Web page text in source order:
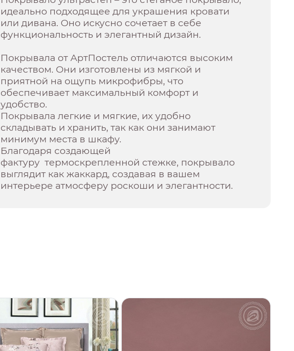
идеально подходящее для украшения кровати
или дивана. Оно искусно сочетает в себе
функциональность и элегантный дизайн.
Покрывала от АртПостель отличаются высоким
качеством. Они изготовлены из мягкой и
приятной на ощупь микрофибры, что
обеспечивает максимальный комфорт и
удобство.
Покрывала легкие и мягкие, их удобно
складывать и хранить, так как они занимают
минимум места в шкафу.
Благодаря создающей
фактуру термоскрепленной стежке, покрывало
выглядит как жаккард, создавая в вашем
интерьере атмосферу роскоши и элегантности.